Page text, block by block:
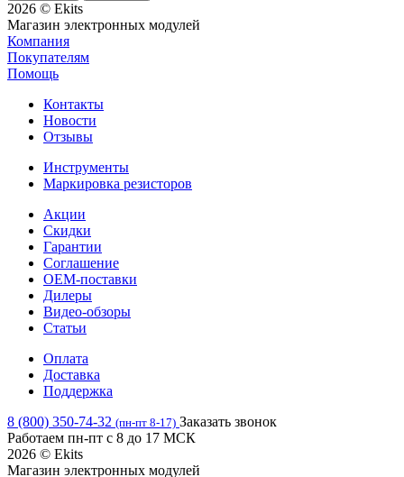
2026 © Ekits
Магазин электронных модулей
Компания
Покупателям
Помощь
Контакты
Новости
Отзывы
Инструменты
Маркировка резисторов
Акции
Скидки
Гарантии
Соглашение
OEM-поставки
Дилеры
Видео-обзоры
Статьи
Оплата
Доставка
Поддержка
8 (800) 350-74-32 (пн-пт 8-17) Заказать звонок
Работаем пн-пт с 8 до 17 МСК
2026 © Ekits
Магазин электронных модулей